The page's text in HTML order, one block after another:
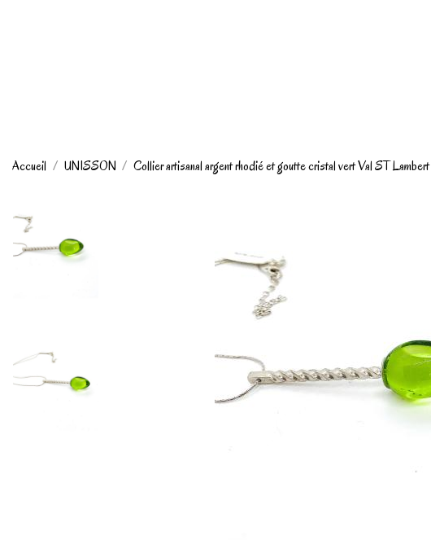
Accueil UNISSON Collier artisanal argent rhodié et goutte cristal vert Val ST Lambert